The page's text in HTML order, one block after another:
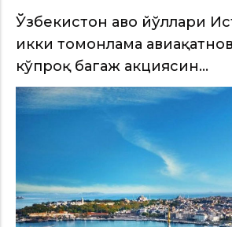
Ўзбекистон ҳаво йўллари
икки томонлама
кўпроқ багаж акциясин...